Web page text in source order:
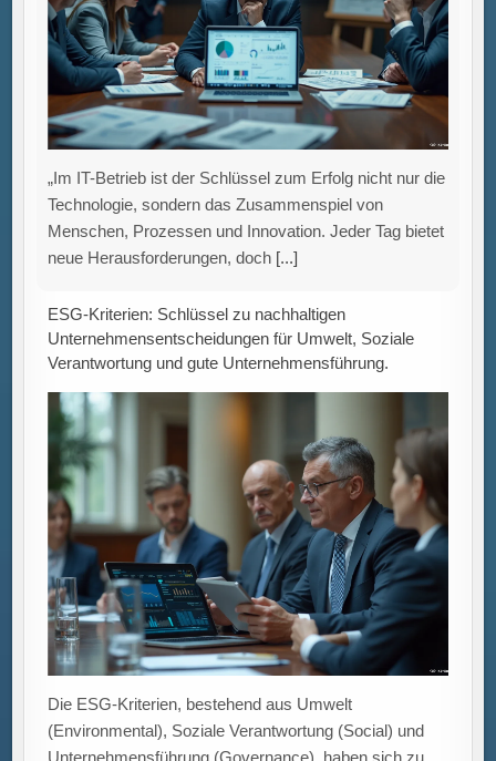
Verantwortung und gute Unternehmensführung.
Die ESG-Kriterien, bestehend aus Umwelt
Unternehmensführung (Governance), haben sich zu
einem entscheidenden Rahmenwerk für Unternehmen
entwickelt, die ihre strategischen Entscheidungen[...]
Hohe Insolvenzen in Deutschland: Juli zeigt 1.689
Fälle, 75 % über dem Pandemie-Niveau –
Frühindikatoren warnen vor weiterer Krise.